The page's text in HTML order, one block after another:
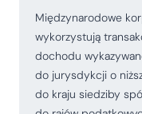
Międzynarodowe
wykorzystują
dochodu
do jurysdykcji o
do kraju siedziby